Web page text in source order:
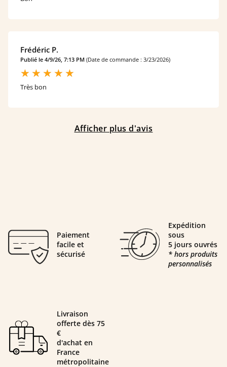
Frédéric P.
Publié le 4/9/26, 7:13 PM (Date de commande : 3/23/2026)
Très bon
Afficher plus d'avis
Paiement
facile et
sécurisé
Expédition
sous
5 jours ouvrés
* hors produits
personnalisés
Livraison
offerte dès 75
€
d'achat en
France
métropolitaine